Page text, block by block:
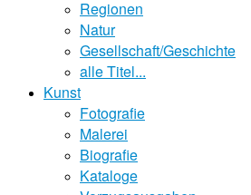
Regionen
Natur
Gesellschaft/Geschichte
alle Titel...
Kunst
Fotografie
Malerei
Biografie
Kataloge